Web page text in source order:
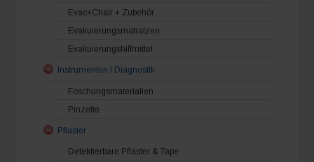
Evac+Chair + Zubehör
Evakuierungsmatratzen
Evakuierungshilfmittel
Instrumenten / Diagnostik
Foschungsmaterialien
Pinzette
Pflaster
Detektierbare Pflaster & Tape